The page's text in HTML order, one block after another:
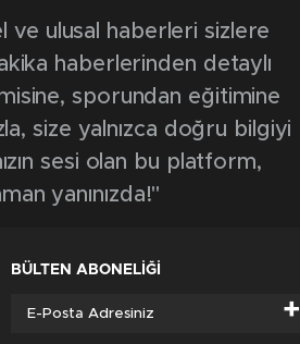
ve ulusal haberleri sizlere
haberlerinden detaylı
sporundan eğitimine
size yalnızca doğru bilgiyi
sesi olan bu platform,
yanınızda!"
BÜLTEN ABONELİĞİ
+